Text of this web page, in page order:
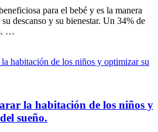
para el bebé y es la manera
descanso y su bienestar. Un 34% de
…
la habitación de los niños y
sueño.